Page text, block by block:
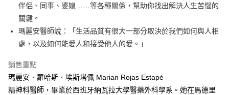
付款後7-11取貨
每筆NT$60，滿NT$499(含以上)免運費
宅配
每筆NT$100，滿NT$499(含以上)免運費
伴侶、同事、婆媳……等各種關係，幫助你找出解決人生苦惱的
關鍵。
瑪麗安醫師說：「生活品質有很大一部分取決於我們如何與人相
處，以及如何能愛人和接受他人的愛。」
銷售重點
瑪麗安．羅哈斯．埃斯塔佩 Marian Rojas Estapé
精神科醫師，畢業於西班牙納瓦拉大學醫藥外科學系。她在馬德里